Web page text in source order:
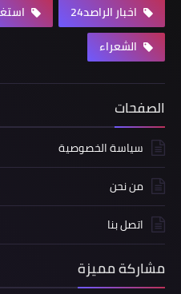
اخبار الراصد24
الشعراء
الصفحات
سياسة الخصوصية
من نحن
اتصل بنا
مشاركة مميزة